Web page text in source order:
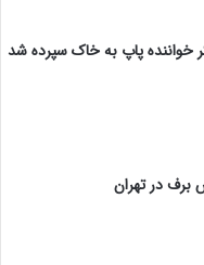
خواننده پاپ به خاک سپرده شد
برف در تهران